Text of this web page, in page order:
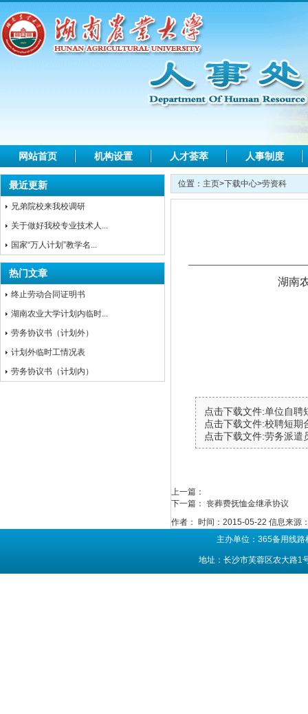
网站首页 机构设置 人才荟萃 人事制度
最近更新
兄弟院校来我校调研
关于做好我校专业技术人...
国家“万人计划”教学名...
热门文章
终止劳动合同证明书
湖南农业大学计划内临时...
劳务协议书（计划外）
计划外临时工情况表
劳务协议书（计划内）
位置： 主页>下载中心>劳资科
湖南农业大学
点击下载文件:单位自聘
点击下载文件:校聘短期
点击下载文件:劳务派遣
上一篇：
下一篇： 丧葬费抚恤金继承协议
作者：
时间：2015-05-22 信息来源
主办单位：365备用线
地址：长沙市芙蓉区农大路